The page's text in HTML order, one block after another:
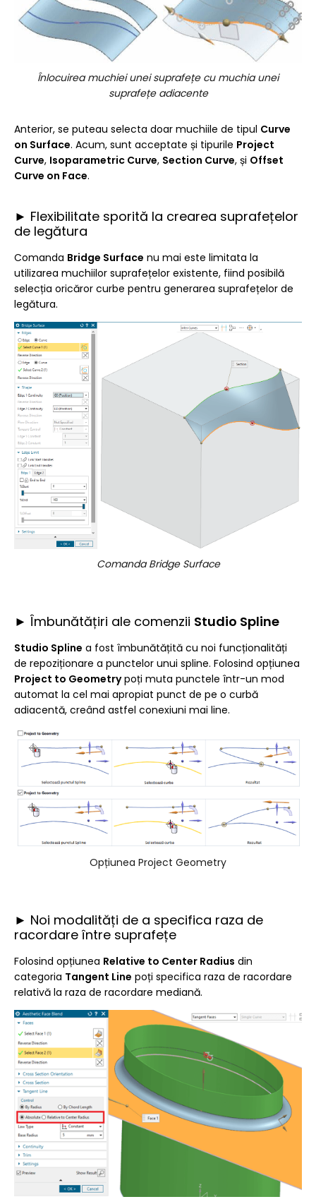
Înlocuirea muchiei unei suprafețe cu muchia unei
suprafețe adiacente
Anterior, se puteau selecta doar muchiile de tipul Curve
on Surface. Acum, sunt acceptate și tipurile Project
Curve, Isoparametric Curve, Section Curve, și Offset
Curve on Face.
► Flexibilitate sporită la crearea suprafețelor
de legătura
Comanda Bridge Surface nu mai este limitata la
utilizarea muchiilor suprafețelor existente, fiind posibilă
selecția oricăror curbe pentru generarea suprafețelor de
legătura.
Comanda Bridge Surface
► Îmbunătățiri ale comenzii Studio Spline
Studio Spline a fost îmbunătățită cu noi funcționalități
de repoziționare a punctelor unui spline. Folosind opțiunea
Project to Geometrypoți muta punctele într-un mod
automat la cel mai apropiat punct de pe o curbă
adiacentă, creând astfel conexiuni mai line.
Opțiunea Project Geometry
► Noi modalități de a specifica raza de
racordare între suprafețe
Folosind opțiunea Relative to Center Radius din
categoria Tangent Line poți specifica raza de racordare
relativă la raza de racordare mediană.